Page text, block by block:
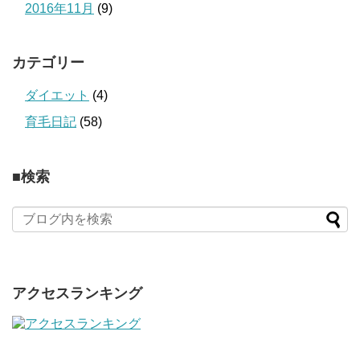
2016年11月 (9)
カテゴリー
ダイエット (4)
育毛日記 (58)
■検索
アクセスランキング